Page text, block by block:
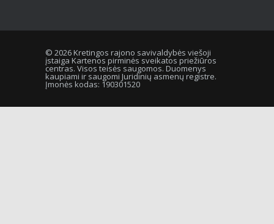
© 2026 Kretingos rajono savivaldybės viešoji
įstaiga Kartenos pirminės sveikatos priežiūros
centras. Visos teisės saugomos. Duomenys
kaupiami ir saugomi Juridinių asmenų registre.
Įmonės kodas: 190301520